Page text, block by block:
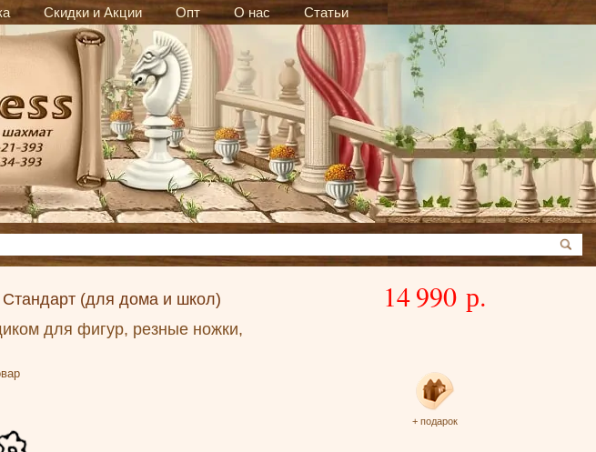
Скидки и Акции Опт О нас Статьи
(для дома и школ)
для фигур, резные ножки,
14 990 р.
+ подарок